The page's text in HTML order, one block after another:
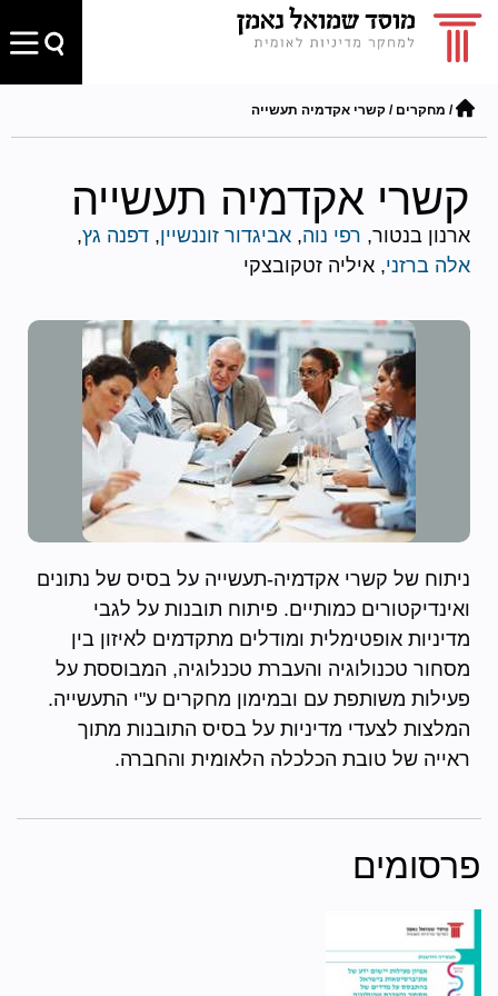
/ מחקרים / קשרי אקדמיה תעשייה
קשרי אקדמיה תעשייה
ארנון בנטור, רפי נוה, אביגדור זוננשיין, דפנה גץ,
אלה ברזני, איליה זטקובצקי
ניתוח של קשרי אקדמיה-תעשייה על בסיס של נתונים
ואינדיקטורים כמותיים. פיתוח תובנות על לגבי
מדיניות אופטימלית ומודלים מתקדמים לאיזון בין
מסחור טכנולוגיה והעברת טכנלוגיה, המבוססת על
פעילות משותפת עם ובמימון מחקרים ע"י התעשייה.
המלצות לצעדי מדיניות על בסיס התובנות מתוך
ראייה של טובת הכלכלה הלאומית והחברה.
פרסומים